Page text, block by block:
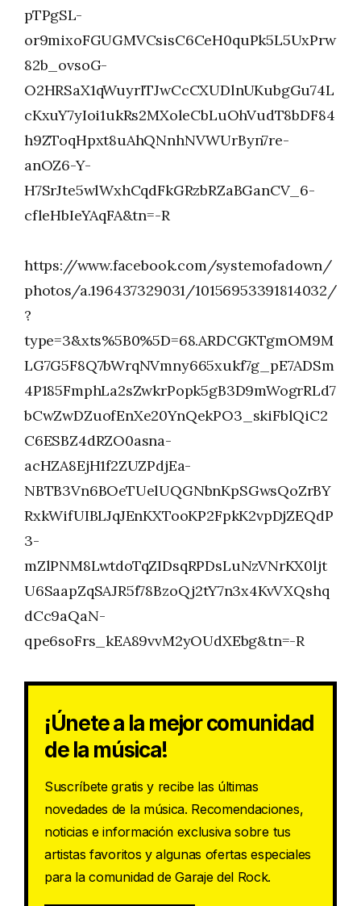
pTPgSL-
or9mixoFGUGMVCsisC6CeH0quPk5L5UxPrw
82b_ovsoG-
O2HRSaX1qWuyrITJwCcCXUDlnUKubgGu74L
cKxuY7yIoi1ukRs2MXoleCbLuOhVudT8bDF84
h9ZToqHpxt8uAhQNnhNVWUrByn7re-
anOZ6-Y-
H7SrJte5wlWxhCqdFkGRzbRZaBGanCV_6-
cfleHbIeYAqFA&tn=-R
https://www.facebook.com/systemofadown/
photos/a.196437329031/10156953391814032/
?
type=3&xts%5B0%5D=68.ARDCGKTgmOM9M
LG7G5F8Q7bWrqNVmny665xukf7g_pE7ADSm
4P185FmphLa2sZwkrPopk5gB3D9mWogrRLd7
bCwZwDZuofEnXe20YnQekPO3_skiFblQiC2
C6ESBZ4dRZO0asna-
acHZA8EjH1f2ZUZPdjEa-
NBTB3Vn6BOeTUelUQGNbnKpSGwsQoZrBY
RxkWifUIBLJqJEnKXTooKP2FpkK2vpDjZEQdP
3-
mZlPNM8LwtdoTqZIDsqRPDsLuNzVNrKX0ljt
U6SaapZqSAJR5f78BzoQj2tY7n3x4KvVXQshq
dCc9aQaN-
qpe6soFrs_kEA89vvM2yOUdXEbg&tn=-R
¡Únete a la mejor comunidad
de la música!
Suscríbete gratis y recibe las últimas
novedades de la música. Recomendaciones,
noticias e información exclusiva sobre tus
artistas favoritos y algunas ofertas especiales
para la comunidad de Garaje del Rock.